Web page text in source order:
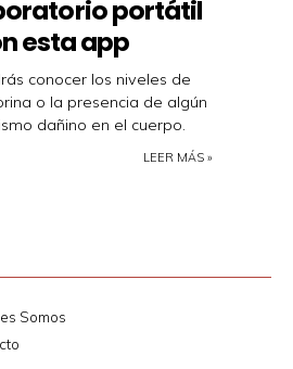
portátil
esta app
conocer los niveles de
o la presencia de algún
dañino en el cuerpo.
LEER MÁS »
Somos